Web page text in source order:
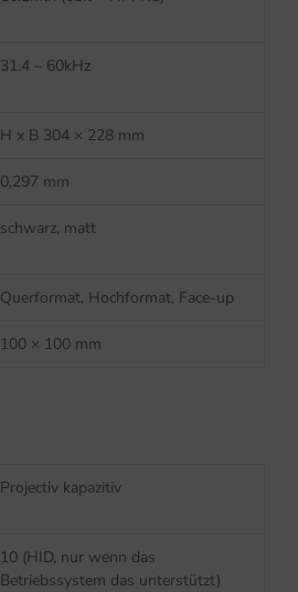
31.4 – 60kHz
H x B 304 × 228 mm
0,297 mm
schwarz, matt
Querformat, Hochformat, Face-up
100 × 100 mm
Projectiv kapazitiv
10 (HID, nur wenn das
Betriebssystem das unterstützt)